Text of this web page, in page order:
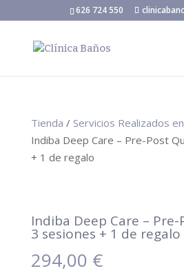
626 724 550
Tienda / Servicios Realizados
Indiba Deep Care – Pre-Post
+ 1 de regalo
Indiba Deep Care –
3 sesiones + 1 de regalo
294,00 €